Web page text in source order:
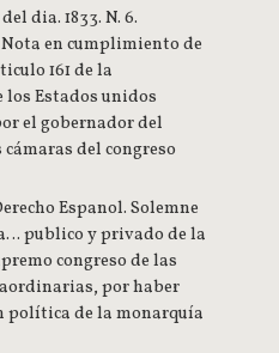
dia. 1833. N. 6.
en cumplimiento de
161 de la
Estados unidos
el gobernador del
del congreso
Espanol. Solemne
publico y privado de la
congreso de las
por haber
de la monarquía